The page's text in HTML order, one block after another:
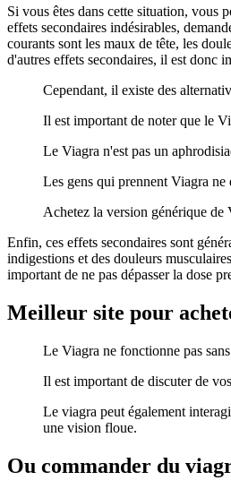
Si vous êtes dans cette situation, vous
effets secondaires indésirables,
courants sont les maux de tête, les
d'autres effets secondaires, il est donc
Cependant, il existe des
Il est important de noter que le
Le Viagra n'est pas un
Les gens qui prennent Viagra ne
Achetez la version générique de
Enfin, ces effets secondaires sont
indigestions et des douleurs
important de ne pas dépasser la dose
Meilleur site pour
Le Viagra ne fonctionne pas
Il est important de discuter de
Le viagra peut également
une vision floue.
Ou commander du